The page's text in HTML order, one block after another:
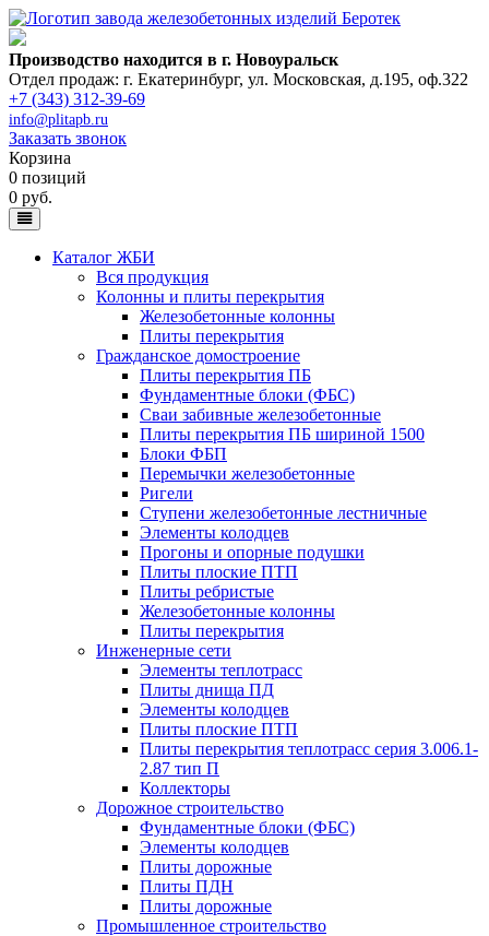
Производство находится в г. Новоуральск
Отдел продаж: г. Екатеринбург, ул. Московская, д.195, оф.322
+7 (343) 312-39-69
info@plitapb.ru
Заказать звонок
Корзина
0 позиций
0 руб.
Каталог ЖБИ
Вся продукция
Колонны и плиты перекрытия
Железобетонные колонны
Плиты перекрытия
Гражданское домостроение
Плиты перекрытия ПБ
Фундаментные блоки (ФБС)
Сваи забивные железобетонные
Плиты перекрытия ПБ шириной 1500
Блоки ФБП
Перемычки железобетонные
Ригели
Ступени железобетонные лестничные
Элементы колодцев
Прогоны и опорные подушки
Плиты плоские ПТП
Плиты ребристые
Железобетонные колонны
Плиты перекрытия
Инженерные сети
Элементы теплотрасс
Плиты днища ПД
Элементы колодцев
Плиты плоские ПТП
Плиты перекрытия теплотрасс серия 3.006.1-
2.87 тип П
Коллекторы
Дорожное строительство
Фундаментные блоки (ФБС)
Элементы колодцев
Плиты дорожные
Плиты ПДН
Плиты дорожные
Промышленное строительство